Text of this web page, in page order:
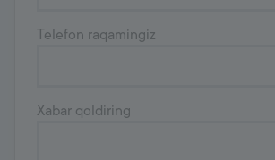
Telefon raqamingiz
Xabar qoldiring